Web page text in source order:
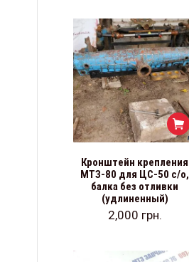
Кронштейн крепления
МТЗ-80 для ЦС-50 с/о,
балка без отливки
(удлиненный)
2,000 грн.